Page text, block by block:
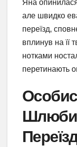
Яна
але швидко
переїзд,
вплинув на її
нотками
перетинають
Шлюби,